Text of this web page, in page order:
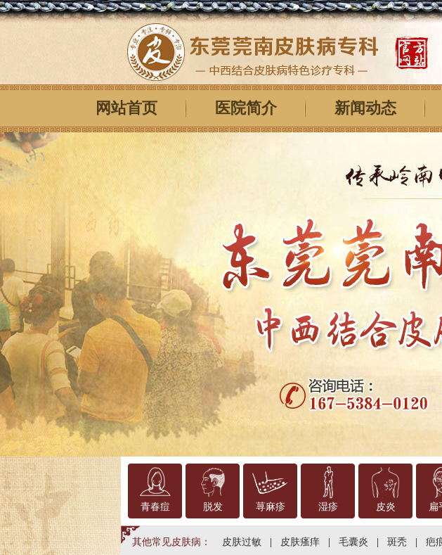
网站首页 医院简介 新闻动态
青春痘 脱发 荨麻疹 湿疹 皮炎 扁
其他常见皮肤病： 皮肤过敏 皮肤瘙痒 毛囊炎 斑秃 疤